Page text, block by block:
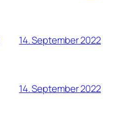
14. September 2022
14. September 2022